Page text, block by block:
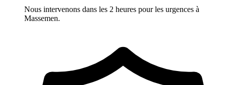
Nous intervenons dans les 2 heures pour les urgences à
Massemen.